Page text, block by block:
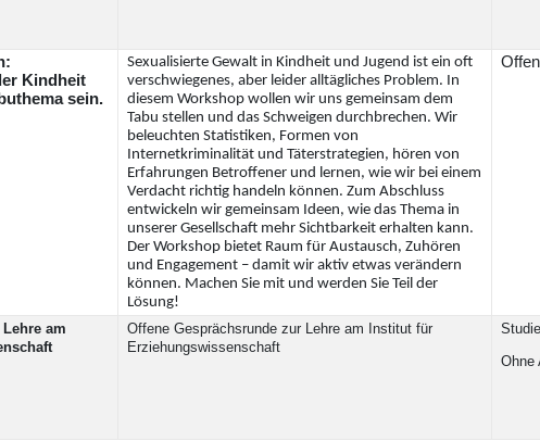
Kindheit
sein.
Sexualisierte Gewalt in Kindheit und Jugend ist ein oft
verschwiegenes, aber leider alltägliches Problem. In
diesem Workshop wollen wir uns gemeinsam dem
Tabu stellen und das Schweigen durchbrechen. Wir
beleuchten Statistiken, Formen von
Internetkriminalität und Täterstrategien, hören von
Erfahrungen Betroffener und lernen, wie wir bei einem
Verdacht richtig handeln können. Zum Abschluss
entwickeln wir gemeinsam Ideen, wie das Thema in
unserer Gesellschaft mehr Sichtbarkeit erhalten kann.
Der Workshop bietet Raum für Austausch, Zuhören
und Engagement – damit wir aktiv etwas verändern
können. Machen Sie mit und werden Sie Teil der
Lösung!
am
Offene Gesprächsrunde zur Lehre am Institut für
Erziehungswissenschaft
Ohne